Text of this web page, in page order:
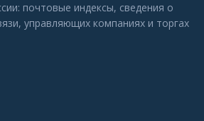
почтовые индексы, сведения о
управляющих компаниях и торгах